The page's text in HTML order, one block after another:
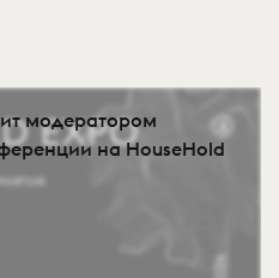
модератором
на HouseHold